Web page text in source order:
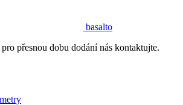
basalto
přesnou dobu dodání nás kontaktujte.